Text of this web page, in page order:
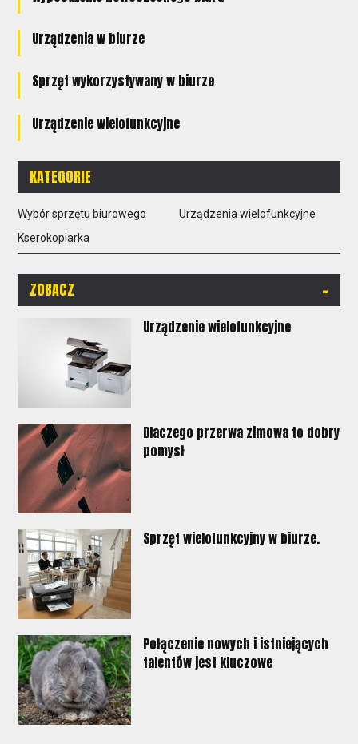
Urządzenia w biurze
Sprzęt wykorzystywany w biurze
Urządzenie wielofunkcyjne
KATEGORIE
Wybór sprzętu biurowego
Urządzenia wielofunkcyjne
Kserokopiarka
ZOBACZ -
Urządzenie wielofunkcyjne
Dlaczego przerwa zimowa to dobry
pomysł
Sprzęt wielofunkcyjny w biurze.
Połączenie nowych i istniejących
talentów jest kluczowe